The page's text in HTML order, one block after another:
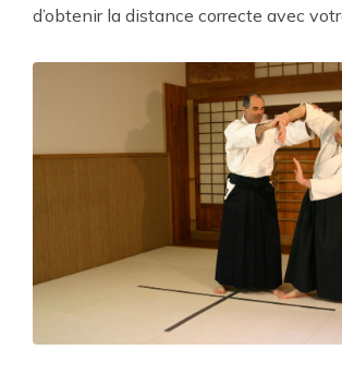
d’obtenir la distance correcte avec